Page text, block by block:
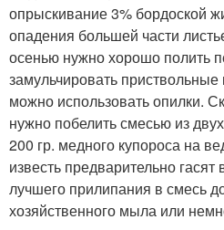
опрыскивание 3% бордоской
опадения большей части
осенью нужно хорошо полить
замульчировать приствольные
можно использовать опилки.
нужно побелить смесью из
200 гр. медного купороса на
известь предварительно
лучшего прилипания в смесь
хозяйственного мыла или